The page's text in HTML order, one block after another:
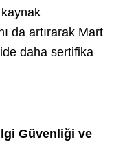
kaynak
da artırarak Mart
daha sertifika
Güvenliği ve